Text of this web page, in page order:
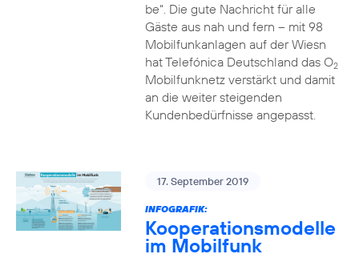
be“. Die gute Nachricht für alle
Gäste aus nah und fern – mit 98
Mobilfunkanlagen auf der Wiesn
hat Telefónica Deutschland das O2
Mobilfunknetz verstärkt und damit
an die weiter steigenden
Kundenbedürfnisse angepasst.
17. September 2019
INFOGRAFIK:
Kooperationsmodelle
im Mobilfunk